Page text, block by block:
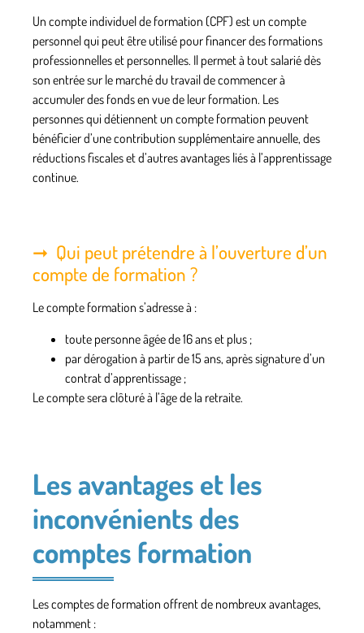
Un compte individuel de formation (CPF) est un compte
personnel qui peut être utilisé pour financer des formations
professionnelles et personnelles. Il permet à tout salarié dès
son entrée sur le marché du travail de commencer à
accumuler des fonds en vue de leur formation. Les
personnes qui détiennent un compte formation peuvent
bénéficier d’une contribution supplémentaire annuelle, des
réductions fiscales et d’autres avantages liés à l’apprentissage
continue.
Qui peut prétendre à l’ouverture d’un
compte de formation ?
Le compte formation s’adresse à :
toute personne âgéede 16 ans et plus ;
par dérogation à partir de15 ans, après signature d’un
contrat d’apprentissage ;
Le compte sera clôturé à l’âge de la retraite.
Les avantages et les
inconvénients des
comptes formation
Les comptes de formation offrent de nombreux avantages,
notamment :